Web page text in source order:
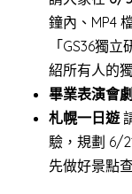
鐘內、MP4
「GS36獨
紹所有人的
畢業表演會
札幌一日遊
驗，規劃 6/
先做好景點